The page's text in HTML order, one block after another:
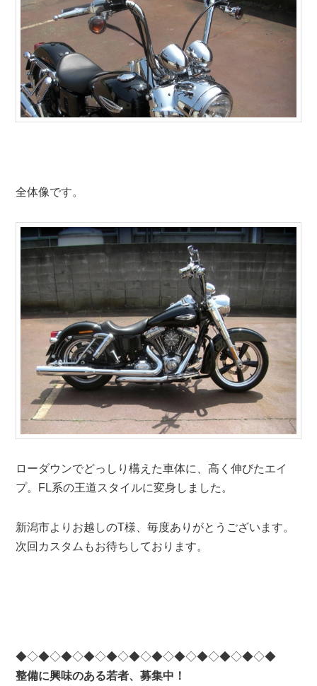
全体像です。
ローダウンでどっしり構えた車体に、高く伸びたエイ
プ。FL系の王道スタイルに変身しました。
新潟市よりお越しのT様、毎度ありがとうございます。
次回カスタムもお待ちしております。
◆◇◆◇◆◇◆◇◆◇◆◇◆◇◆◇◆◇◆◇◆◇◆
整備に興味のある若者、募集中！